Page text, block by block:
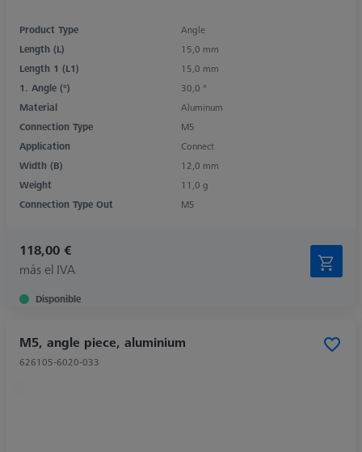
Product Type
Angle
Length (L)
15,0 mm
Length 1 (L1)
15,0 mm
1. Angle (°)
30,0 °
Material
Aluminum
Connection Type
M5
Application
Connect
Width (B)
12,0 mm
Weight
11,0 g
Connection Type Out
M5
118,00 €
más el IVA
Disponible
M5, angle piece, aluminium
626105-6020-033